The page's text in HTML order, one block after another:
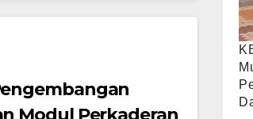
Modul Perkaderan